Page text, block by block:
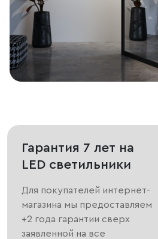
Гарантия 7 лет на
LED светильники
Для покупателей интернет-
магазина мы предоставляем
+2 года гарантии сверх
заявленной на все